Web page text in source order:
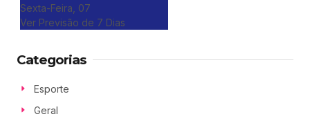
Sexta-Feira, 07
Ver Previsão de 7 Dias
Categorias
Esporte
Geral